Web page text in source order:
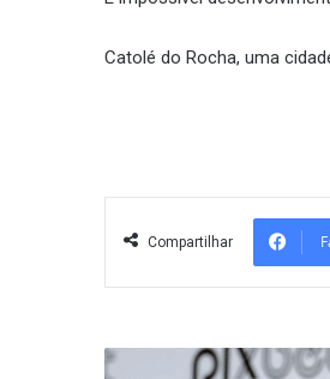
Catolé do Rocha, uma
Compartilhar
Roberto